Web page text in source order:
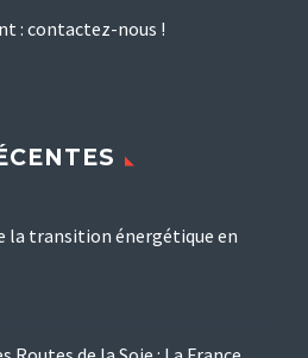
: contactez-nous !
la transition énergétique en